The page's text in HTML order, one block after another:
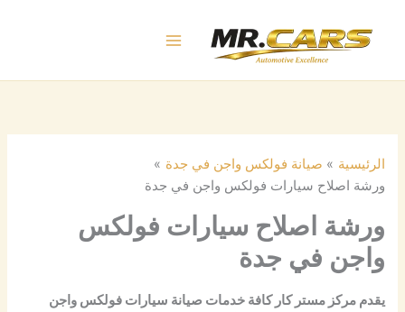
المحتوى
الرئيسية
صيانة فولكس واجن في جدة
ورشة اصلاح سيارات فولكس واجن في جدة
ورشة اصلاح سيارات فولكس
واجن في جدة
يقدم مركز مستر كار كافة خدمات صيانة سيارات فولكس واجن